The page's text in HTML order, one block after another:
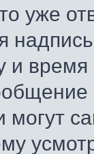
уже
и
могут